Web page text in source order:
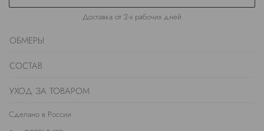
Доставка от 2-х рабочих дней
ОБМЕРЫ
СОСТАВ
УХОД ЗА ТОВАРОМ
Сделано в России